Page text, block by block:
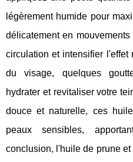
légèrement humide pour
délicatement en
circulation et intensifier l'effet
du visage, quelques
hydrater et revitaliser votre
douce et naturelle, ces
peaux sensibles,
conclusion, l'huile de prune